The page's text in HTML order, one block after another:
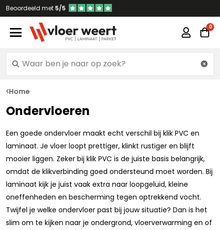
Beoordeeld met 5/5
Home
Ondervloeren
Een goede ondervloer maakt echt verschil bij klik PVC en
laminaat. Je vloer loopt prettiger, klinkt rustiger en blijft
mooier liggen. Zeker bij klik PVC is de juiste basis belangrijk,
omdat de klikverbinding goed ondersteund moet worden. Bij
laminaat kijk je juist vaak extra naar loopgeluid, kleine
oneffenheden en bescherming tegen optrekkend vocht.
Twijfel je welke ondervloer past bij jouw situatie? Dan is het
slim om te kijken naar je ondergrond, vloerverwarming en of